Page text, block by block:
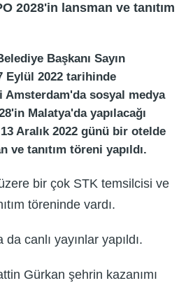
2028'in lansman ve tanıtım
Başkanı Sayın
Eylül 2022 tarihinde
Amsterdam'da sosyal medya
Malatya'da yapılacağı
Aralık 2022 günü bir otelde
ve tanıtım töreni yapıldı.
bir çok STK temsilcisi ve
töreninde vardı.
canlı yayınlar yapıldı.
Gürkan şehrin kazanımı